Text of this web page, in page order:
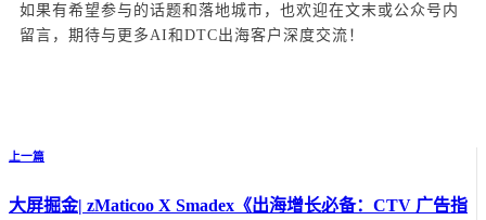
如果有希望参与的话题和落地城市，也欢迎在文末或公众号内
留言，期待与更多AI和DTC出海客户深度交流！
上一篇
大屏掘金| zMaticoo X Smadex《出海增长必备：CTV 广告指